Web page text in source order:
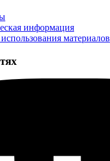
информация
материалов